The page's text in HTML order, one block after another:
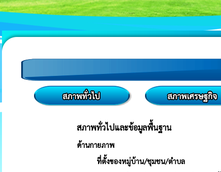
สภาพทั่วไปและข้อมูลพื้นฐาน
ด้านกายภาพ
ที่ตั้งของหมู่บ้าน/ชุมชน/ตำบล